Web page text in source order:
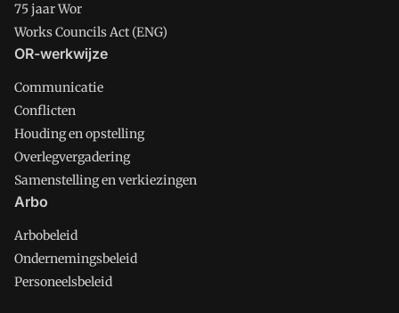
75 jaar Wor
Works Councils Act (ENG)
OR-werkwijze
Communicatie
Conflicten
Houding en opstelling
Overlegvergadering
Samenstelling en verkiezingen
Arbo
Arbobeleid
Ondernemingsbeleid
Personeelsbeleid